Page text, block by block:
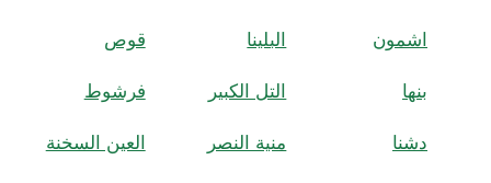
اشمون البلينا قوص
بنها التل الكبير فرشوط
دشنا منية النصر العين السخنة